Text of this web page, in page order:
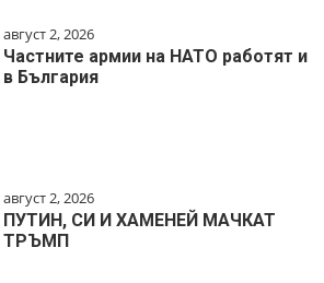
август 2, 2026
Частните армии на НАТО работят и
в България
август 2, 2026
ПУТИН, СИ И ХАМЕНЕЙ МАЧКАТ
ТРЪМП